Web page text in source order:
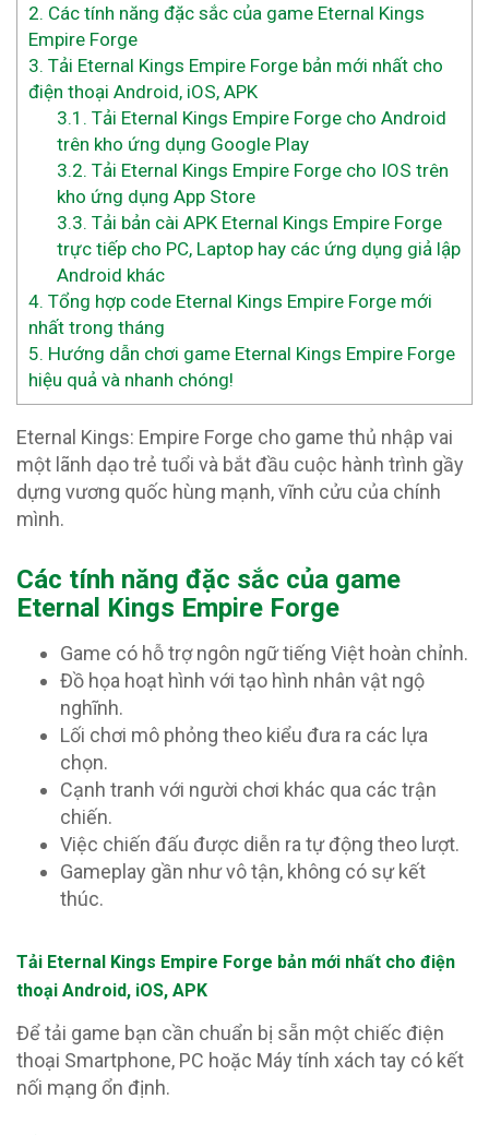
2. Các tính năng đặc sắc của game Eternal Kings
Empire Forge
3. Tải Eternal Kings Empire Forge bản mới nhất cho
điện thoại Android, iOS, APK
3.1. Tải Eternal Kings Empire Forge cho Android
trên kho ứng dụng Google Play
3.2. Tải Eternal Kings Empire Forge cho IOS trên
kho ứng dụng App Store
3.3. Tải bản cài APK Eternal Kings Empire Forge
trực tiếp cho PC, Laptop hay các ứng dụng giả lập
Android khác
4. Tổng hợp code Eternal Kings Empire Forge mới
nhất trong tháng
5. Hướng dẫn chơi game Eternal Kings Empire Forge
hiệu quả và nhanh chóng!
Eternal Kings: Empire Forge cho game thủ nhập vai
một lãnh dạo trẻ tuổi và bắt đầu cuộc hành trình gầy
dựng vương quốc hùng mạnh, vĩnh cửu của chính
mình.
Các tính năng đặc sắc của game
Eternal Kings Empire Forge
Game có hỗ trợ ngôn ngữ tiếng Việt hoàn chỉnh.
Đồ họa hoạt hình với tạo hình nhân vật ngộ
nghĩnh.
Lối chơi mô phỏng theo kiểu đưa ra các lựa
chọn.
Cạnh tranh với người chơi khác qua các trận
chiến.
Việc chiến đấu được diễn ra tự động theo lượt.
Gameplay gần như vô tận, không có sự kết
thúc.
Tải Eternal Kings Empire Forge bản mới nhất cho điện
thoại Android, iOS, APK
Để tải game bạn cần chuẩn bị sẵn một chiếc điện
thoại Smartphone, PC hoặc Máy tính xách tay có kết
nối mạng ổn định.